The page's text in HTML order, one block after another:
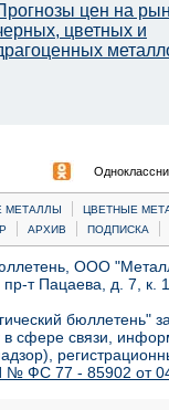
цен на
цветных и
МЕТАЛЛЫ |
ЦВЕТНЫЕ
| АРХИВ | ПОДПИСКА |
ООО
пр-т Пацаева, д. 7,
бюллетень"
сфере связи,
№ ФС 77 - 85902 от 04